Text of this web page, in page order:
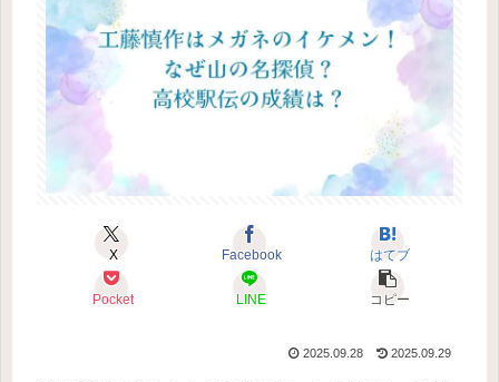
X Facebook はてブ
Pocket LINE コピー
2025.09.28 2025.09.29